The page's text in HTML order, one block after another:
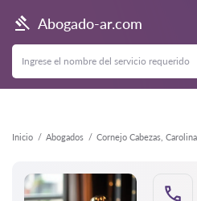
Abogado-ar.com
Inicio Abogados Cornejo Cabezas,
Atrás